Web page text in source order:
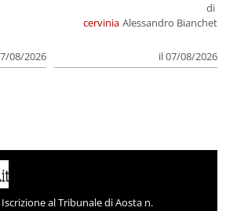
08/2026
cervinia
di
Alessandro Bianchet
il 07/08/2026
al Tribunale di Aosta n.